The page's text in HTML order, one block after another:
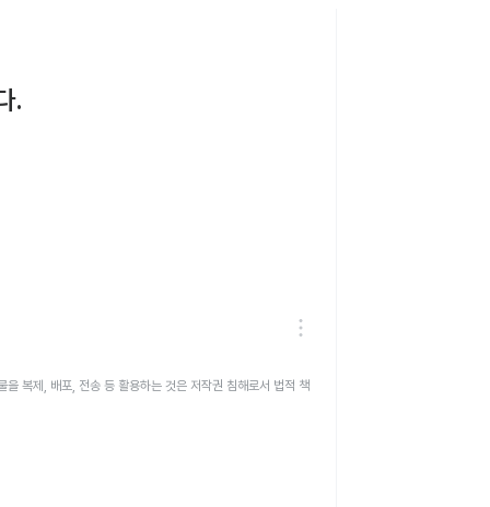
.
복제, 배포, 전송 등 활용하는 것은 저작권 침해로서 법적 책